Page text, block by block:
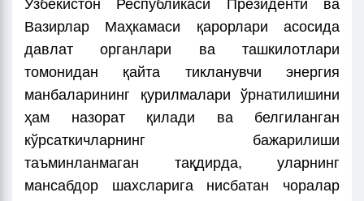
Ўзбекистон Республикаси Президенти ва
Вазирлар Маҳкамаси қарорлари асосида
давлат органлари ва ташкилотлари
томонидан қайта тикланувчи энергия
манбаларининг қурилмалари ўрнатилишини
ҳам назорат қилади ва белгиланган
кўрсаткичларнинг бажарилиши
таъминланмаган тақдирда, уларнинг
мансабдор шахсларига нисбатан чоралар